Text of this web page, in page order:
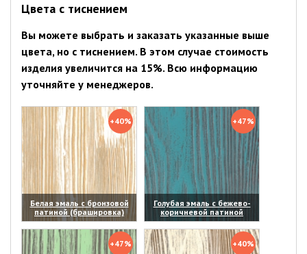
Цвета с тиснением
Вы можете выбрать и заказать указанные выше
цвета, но с тиснением. В этом случае стоимость
изделия увеличится на 15%. Всю информацию
уточняйте у менеджеров.
+40%
Белая эмаль с бронзовой
патиной (брашировка)
(увеличить)
+47%
Голубая эмаль с бежево-
коричневой патиной
(увеличить)
+47%
+40%